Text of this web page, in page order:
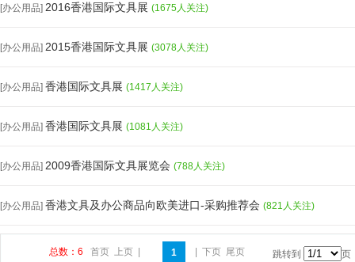
[办公用品] 2016香港国际文具展 (1675人关注)
[办公用品] 2015香港国际文具展 (3078人关注)
[办公用品] 香港国际文具展 (1417人关注)
[办公用品] 香港国际文具展 (1081人关注)
[办公用品] 2009香港国际文具展览会 (788人关注)
[办公用品] 香港文具及办公商品向欧美进口-采购推荐会 (821人关注)
总数：6 首页 上页 1 下页 尾页 跳转到 页